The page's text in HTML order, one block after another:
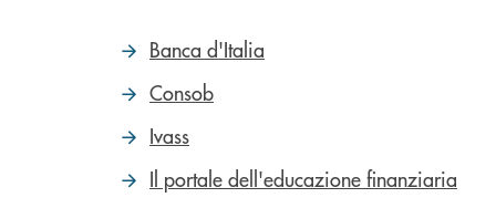
Banca d'Italia
Consob
Ivass
Il portale dell'educazione finanziaria